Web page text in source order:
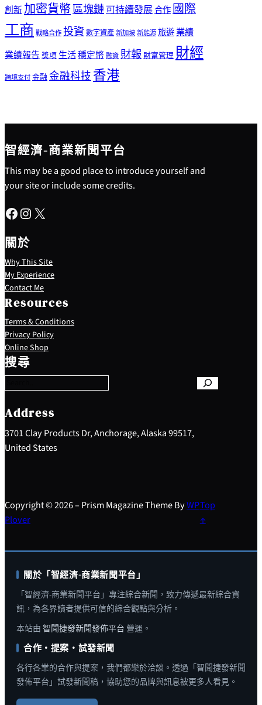
創新加密貨幣區塊鏈可持續發展合作國際
工商戰略合作投資數字資產新加坡新能源旅遊業績
業績報告獎項生活穩定幣融資財報 財富管理財經
跨境支付金融 金融科技香港
智經濟-商業新聞平台
This may be a good place to introduce yourself and
your site or include some credits.
Facebook Instagram X
關於
Why This Site
My Experience
Contact Me
Resources
Terms & Conditions
Privacy Policy
Online Shop
搜尋
S
e
a
c
h
Address
3701 Clay Products Dr, Anchorage, Alaska 99517,
United States
Copyright © 2026 – Prism Magazine Theme ByWP
Plover
Top
↑
關於「智經濟-商業新聞平台」
「智經濟-商業新聞平台」專注綜合新聞，致力傳遞最新綜合資
訊，為各界讀者提供可信的綜合觀點與分析。
本站由 智聞捷發新聞發佈平台 營運。
合作・提案・試發新聞
各行各業的合作與提案，我們都樂於洽談。透過「智聞捷發新聞
發佈平台」試發新聞稿，協助您的品牌與訊息被更多人看見。